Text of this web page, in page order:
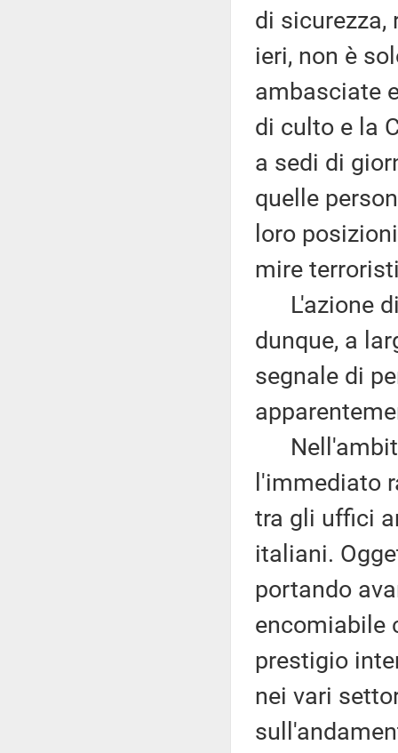
di
ieri, non è
ambasciate
di culto e la
a sedi di
quelle
loro
mire
L'azione di
dunque, a
segnale di
l'immediato
tra gli uffici
italiani.
portando
encomiabile
prestigio
nei vari